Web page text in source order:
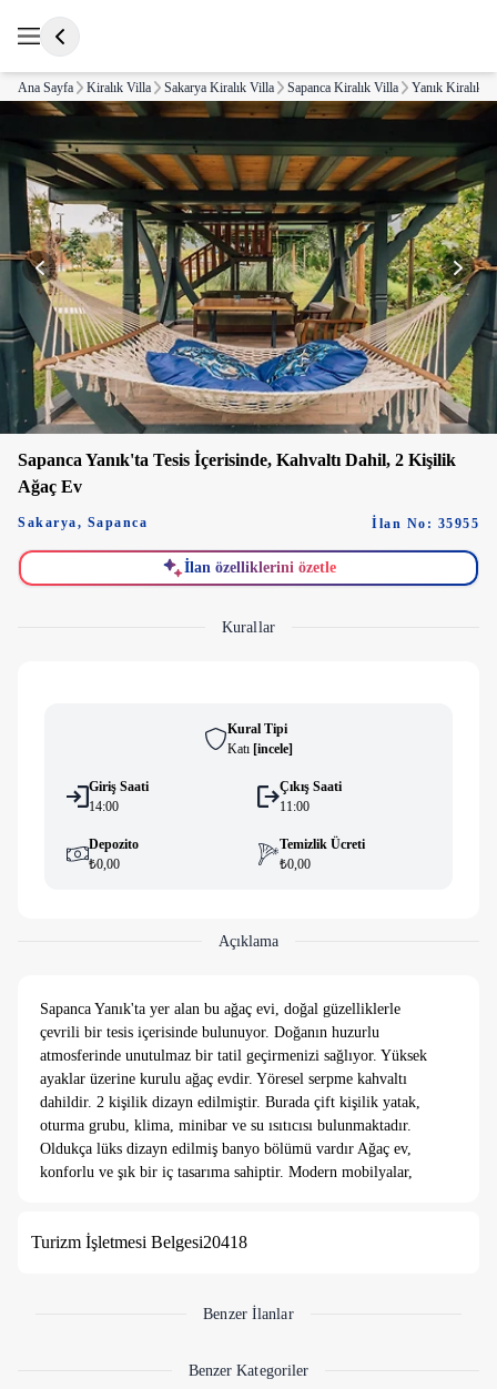
Ana Sayfa Kiralık Villa Sakarya Kiralık Villa Sapanca Kiralık Villa Yanık Kiralık
Sapanca Yanık'ta Tesis İçerisinde, Kahvaltı Dahil, 2 Kişilik
Ağaç Ev
Sakarya, Sapanca İlan No: 35955
İlan özelliklerini özetle
Kurallar
Kural Tipi
Katı [i̇ncele]
Giriş Saati
14:00
Çıkış Saati
11:00
Depozito
₺0,00
Temizlik Ücreti
₺0,00
Açıklama
Sapanca Yanık'ta yer alan bu ağaç evi, doğal güzelliklerle
çevrili bir tesis içerisinde bulunuyor. Doğanın huzurlu
atmosferinde unutulmaz bir tatil geçirmenizi sağlıyor. Yüksek
ayaklar üzerine kurulu ağaç evdir. Yöresel serpme kahvaltı
dahildir. 2 kişilik dizayn edilmiştir. Burada çift kişilik yatak,
oturma grubu, klima, minibar ve su ısıtıcısı bulunmaktadır.
Oldukça lüks dizayn edilmiş banyo bölümü vardır Ağaç ev,
konforlu ve şık bir iç tasarıma sahiptir. Modern mobilyalar,
isteyeceğiniz bir deneyim yaşamaya hazır olun!
Turizm İşletmesi Belgesi20418
Benzer İlanlar
Benzer Kategoriler